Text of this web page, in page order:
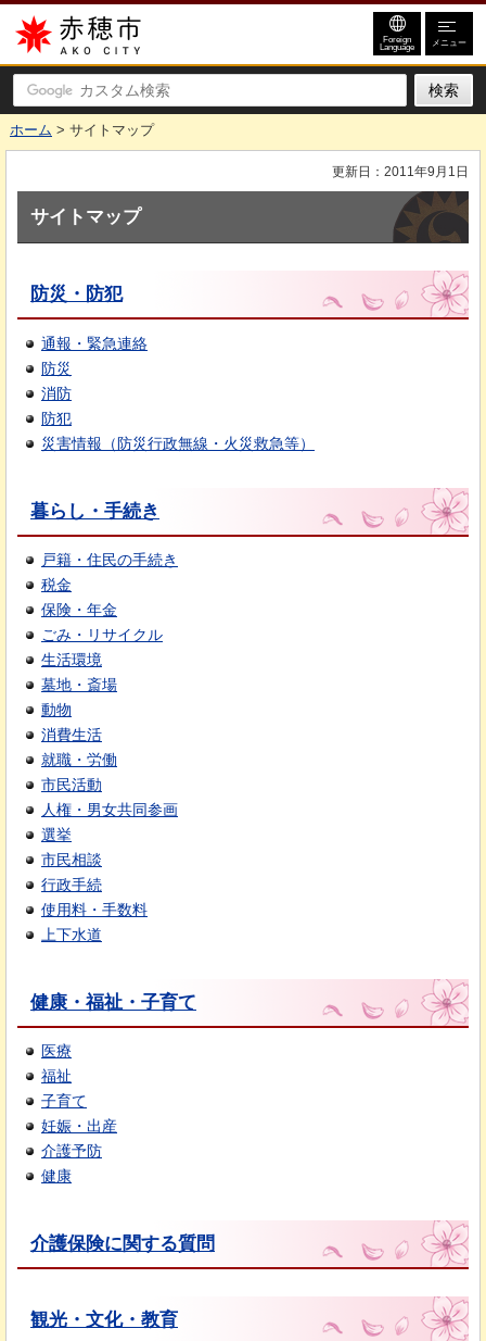
赤穂市
Foreign
Language メニュー
ホーム > サイトマップ
更新日：2011年9月1日
サイトマップ
防災・防犯
通報・緊急連絡
防災
消防
防犯
災害情報（防災行政無線・火災救急等）
暮らし・手続き
戸籍・住民の手続き
税金
保険・年金
ごみ・リサイクル
生活環境
墓地・斎場
動物
消費生活
就職・労働
市民活動
人権・男女共同参画
選挙
市民相談
行政手続
使用料・手数料
上下水道
健康・福祉・子育て
医療
福祉
子育て
妊娠・出産
介護予防
健康
介護保険に関する質問
観光・文化・教育